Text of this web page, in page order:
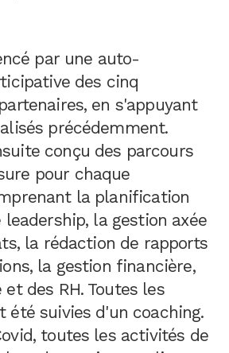
par une auto-
des cinq
en s'appuyant
précédemment.
conçu des parcours
pour chaque
la planification
la gestion axée
la rédaction de rapports
la gestion financière,
des RH. Toutes les
été suivies d'un coaching.
toutes les activités de